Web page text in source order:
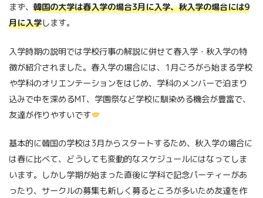
まず、 韓国の大学は春入学の場合3月に入学、秋入学の場合には9
月に入学します。
入学時期の説明では学校行事の解説に併せて春入学・秋入学の特
徴が紹介されました。春入学の場合には、1月ごろがら始まる学校
や学科のオリエンテーションをはじめ、学科のメンバーで泊まり
込みで中を深めるMT、学園祭など学校に馴染める機会が豊富で、
友達が作りやすいです
基本的に韓国の学校は3月からスタートするため、秋入学の場合に
は春に比べて、どうしても変動的なスケジュールにはなってしま
います。しかし学期が始まった直後に学科で記念パーティーがあ
ったり、サークルの募集も新しく募るところが多いため友達を作